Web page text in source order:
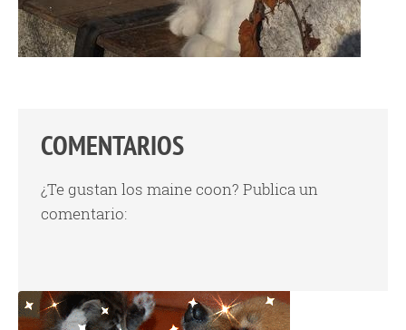
COMENTARIOS
¿Te gustan los maine coon? Publica un
comentario: